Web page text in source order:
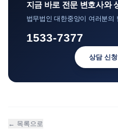
지금 바로 전문 변호사와
법무법인 대한중앙이 여러분의
1533-7377
상담 신
← 목록으로